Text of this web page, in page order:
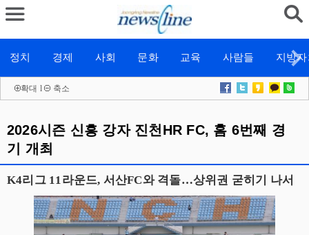
정치 경제 사회 문화 교육 사람들 지방
확대 l 축소
2026시즌 신흥 강자 진천HR FC, 홈 6번째 경
기 개최
K4리그 11라운드, 서산FC와 격돌…상위권 굳히기 나서